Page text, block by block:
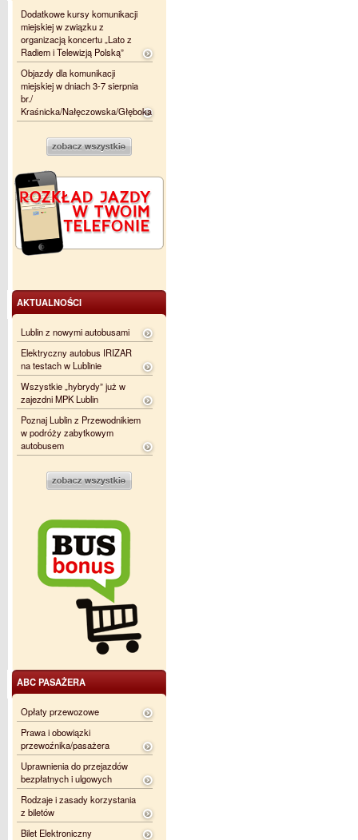
Dodatkowe kursy komunikacji
miejskiej w związku z
organizacją koncertu „Lato z
Radiem i Telewizją Polską”
Objazdy dla komunikacji
miejskiej w dniach 3-7 sierpnia
br./
Kraśnicka/Nałęczowska/Głęboka
AKTUALNOŚCI
Lublin z nowymi autobusami
Elektryczny autobus IRIZAR
na testach w Lublinie
Wszystkie „hybrydy” już w
zajezdni MPK Lublin
Poznaj Lublin z Przewodnikiem
w podróży zabytkowym
autobusem
ABC PASAŻERA
Opłaty przewozowe
Prawa i obowiązki
przewoźnika/pasażera
Uprawnienia do przejazdów
bezpłatnych i ulgowych
Rodzaje i zasady korzystania
z biletów
Bilet Elektroniczny